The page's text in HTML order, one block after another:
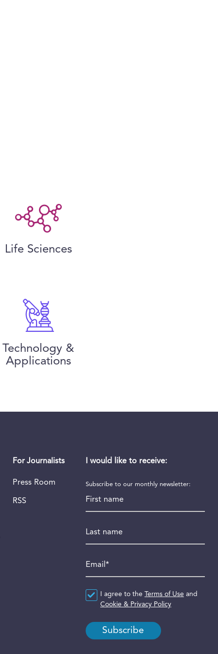
Life Sciences
Technology &
Applications
For Journalists
Press Room
RSS
I would like to receive:
Subscribe to our monthly newsletter:
Agreement*
I agree to the Terms of Use and
Cookie & Privacy Policy